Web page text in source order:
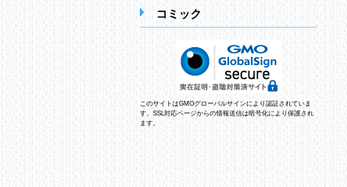
コミック
このサイトはGMOグローバルサインにより認証されていま
す。SSL対応ページからの情報送信は暗号化により保護され
ます。